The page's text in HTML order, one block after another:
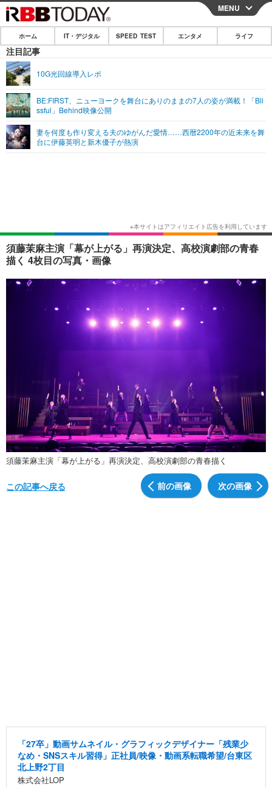
CLOSE
ホーム
IT・デジタル
ネタ
ショッピング その他
SPEED TEST
エンタメ
エンタメTOP
ショッピング その他
ライフ
MENU
ホーム IT・デジタル SPEED TEST エンタメ ライフ
注目記事
10G光回線導入レポ
BE:FIRST、ニューヨークを舞台にありのままの7人の姿が満載！「Bli
ssful」Behind映像公開
妻を何度も作り変える夫のゆがんだ愛情……西暦2200年の近未来を舞
台に伊藤英明と新木優子が熱演
須藤茉麻主演「幕が上がる」再演決定、高校演劇部の青春
描く 4枚目の写真・画像
須藤茉麻主演「幕が上がる」再演決定、高校演劇部の青春描く
前の画像 次の画像
この記事へ戻る
「27卒」動画サムネイル・グラフィックデザイナー「残業少
なめ・SNSスキル習得」正社員/映像・動画系転職希望/台東区
北上野2丁目
株式会社LOP